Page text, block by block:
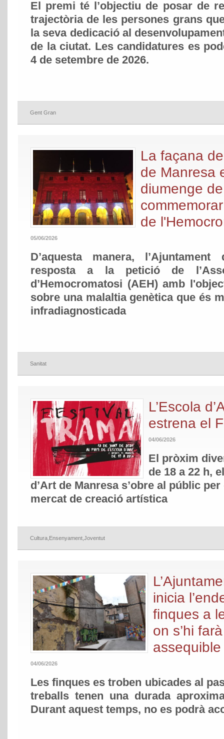
El premi té l’objectiu de posar de
trajectòria de les persones grans
la seva dedicació al
de la ciutat. Les candidatures es
4 de setembre de 2026.
Gent Gran
La façana
de Manresa
diumenge
de
05/06/2026
D’aquesta manera,
resposta a la petició de
d’Hemocromatosi (AEH) amb
sobre una malaltia genètica que és
infradiagnosticada
Sanitat
L’Escola
estrena el
04/06/2026
El pròxim
de 18 a 22 h,
d’Art de Manresa s’obre al públic
mercat de creació artística
Cultura Ensenyament Joventut
inicia
finques a
on s’hi
04/06/2026
Les finques es troben ubicades al
treballs tenen una durada
Durant aquest temps, no es podrà